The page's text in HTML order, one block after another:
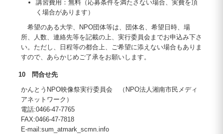
講習費用：無料（応募条件を満たさない場合、実費を頂
く場合があります）
希望のある大学、NPO団体等は、団体名、希望日時、場
所、人数、連絡先等を記載の上、実行委員会までお申込み下さ
い。ただし、日程等の都合上、ご希望に添えない場合もありま
すので、あらかじめご了承をお願いします。
10 問合せ先
かんとうNPO映像祭実行委員会 （NPO法人湘南市民メディ
アネットワーク）
電話:0466-47-7765
FAX:0466-47-7818
E-mail:sum_atmark_scmn.info